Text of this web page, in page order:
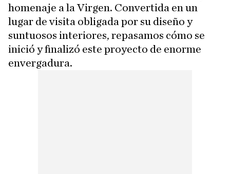
homenaje a la Virgen. Convertida en un
lugar de visita obligada por su diseño y
suntuosos interiores, repasamos cómo se
inició y finalizó este proyecto de enorme
envergadura.